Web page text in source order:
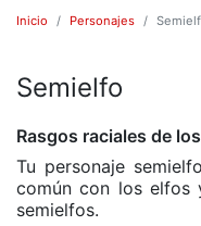
Inicio Personajes
Semielfo
Rasgos raciales de
Tu personaje
común con los elfos
semielfos.